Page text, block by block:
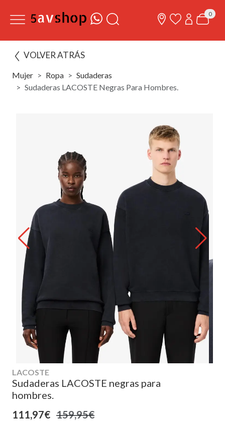
0
VOLVER ATRÁS
Mujer Ropa
Sudaderas
Sudaderas LACOSTE Negras Para Hombres.
LACOSTE
Sudaderas LACOSTE negras para
hombres.
111,97€ 159,95€